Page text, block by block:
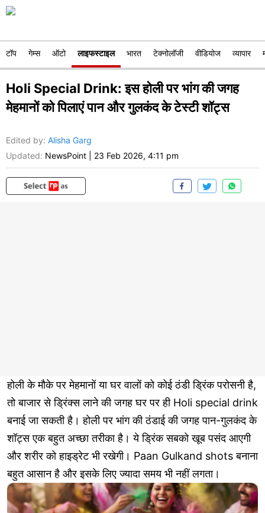
टॉप गेम्स ऑटो लाइफस्टाइल भारत टेक्नोलॉजी वीडियोज व्यापार
Holi Special Drink: इस होली पर भांग की जगह
मेहमानों को पिलाएं पान और गुलकंद के टेस्टी शॉट्स
Edited by: Alisha Garg
Updated: NewsPoint 23 Feb 2026, 4:11 pm
होली के मौके पर मेहमानों या घर वालों को कोई ठंडी ड्रिंक परोसनी है,
तो बाजार से ड्रिंक्स लाने की जगह घर पर ही Holi special drink
बनाई जा सकती है। होली पर भांग की ठंडाई की जगह पान-गुलकंद के
शॉट्स एक बहुत अच्छा तरीका है। ये ड्रिंक सबको खूब पसंद आएगी
और शरीर को हाइड्रेट भी रखेगी। Paan Gulkand shots बनाना
बहुत आसान है और इसके लिए ज्यादा समय भी नहीं लगता।